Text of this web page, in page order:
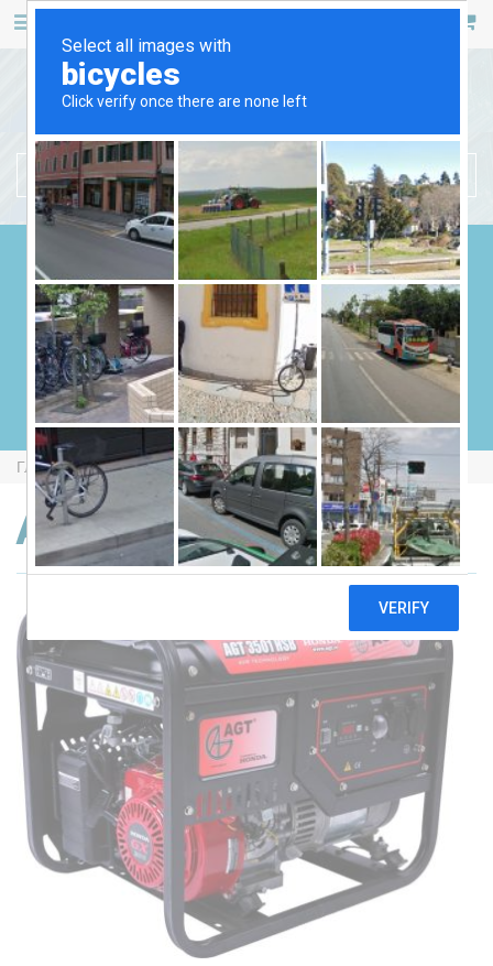
БЕНЗИНОВЫЕ ГЕНЕРАТОРЫ
ДИЗЕЛЬНЫЕ ГЕНЕРАТОРЫ
ГАЗОВЫЕ ГЕНЕРАТОРЫ
СВАРОЧНЫЕ ГЕНЕРАТОРЫ
ГЕНЕРАТОРЫ ОТ ВОМ
Главная Бензиновые Генераторы AGT 3501 HSB TTL
AGT 3501 HSB TTL